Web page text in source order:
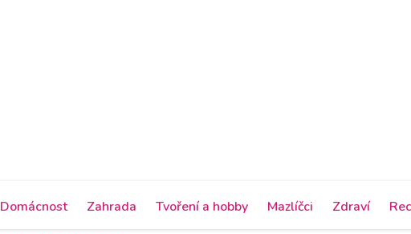
Domácnost Zahrada Tvoření a hobby Mazlíčci Zdraví